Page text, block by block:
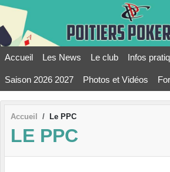
Accueil Les News Le club Infos
Saison 2026 2027 Photos et Vidéos
Accueil Le PPC
LE PPC
Panneau de gestion des cookies